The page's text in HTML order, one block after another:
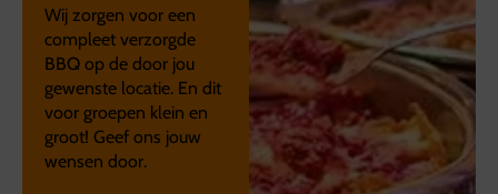
Wij zorgen voor een
compleet verzorgde
BBQ op de door jou
gewenste locatie. En dit
voor groepen klein en
groot! Geef ons jouw
wensen door.